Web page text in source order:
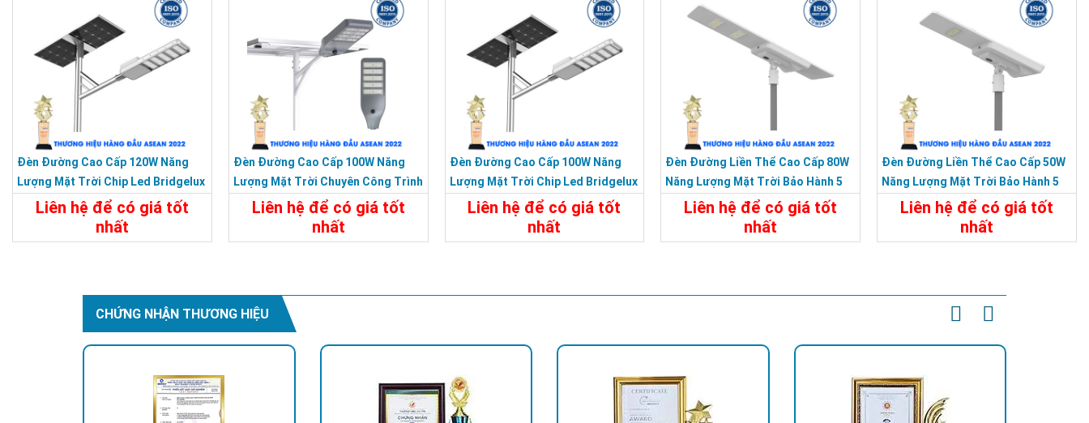
Đèn Đường Cao Cấp 120W Năng
Lượng Mặt Trời Chip Led Bridgelux
Siêu Sáng
Liên hệ để có giá tốt
nhất
Đèn Đường Cao Cấp 100W Năng
Lượng Mặt Trời Chuyên Công Trình
Dự ÁnLiên hệ để có giá tốt
nhất
Đèn Đường Cao Cấp 100W Năng
Lượng Mặt Trời Chip Led Bridgelux
Siêu Sáng
Liên hệ để có giá tốt
nhất
Đèn Đường Liền Thể Cao Cấp 80W
Năng Lượng Mặt Trời Bảo Hành 5
NămLiên hệ để có giá tốt
nhất
Đèn Đường Liền Thể Cao Cấp 50W
Năng Lượng Mặt Trời Bảo Hành 5
NămLiên hệ để có giá tốt
nhất
CHỨNG NHẬN THƯƠNG HIỆU